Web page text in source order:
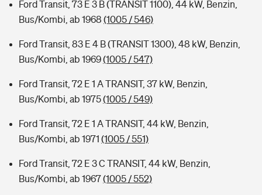
Ford Transit, 73 E 3 B (TRANSIT 1100), 44 kW, Benzin,
Bus/Kombi, ab 1968 (1005 / 546)
Ford Transit, 83 E 4 B (TRANSIT 1300), 48 kW, Benzin,
Bus/Kombi, ab 1969(1005 / 547)
Ford Transit, 72 E 1 A TRANSIT, 37 kW, Benzin,
Bus/Kombi, ab 1975(1005 / 549)
Ford Transit, 72 E 1 A TRANSIT, 44 kW, Benzin,
Bus/Kombi, ab 1971 (1005 / 551)
Ford Transit, 72 E 3 C TRANSIT, 44 kW, Benzin,
Bus/Kombi, ab 1967(1005 / 552)